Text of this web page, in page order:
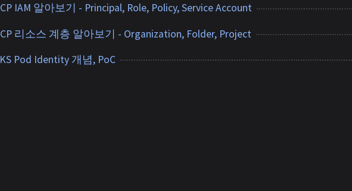
IAM 알아보기 - Principal, Role, Policy, Service Account
리소스 계층 알아보기 - Organization, Folder, Project
Pod Identity 개념, PoC